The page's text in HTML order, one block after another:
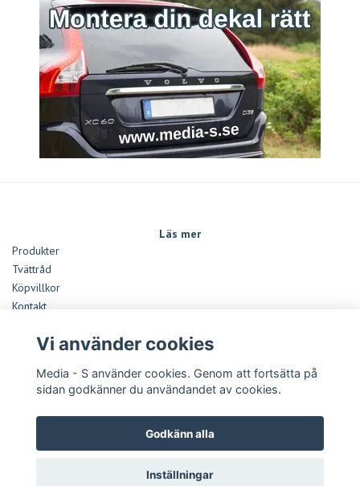
Läs mer
Produkter
Tvättråd
Köpvillkor
Kontakt
Storleksguide
Sociala medier
Betalsätt
Vi använder cookies
Media - S använder cookies. Genom att fortsätta på
sidan godkänner du användandet av cookies.
Godkänn alla
Inställningar